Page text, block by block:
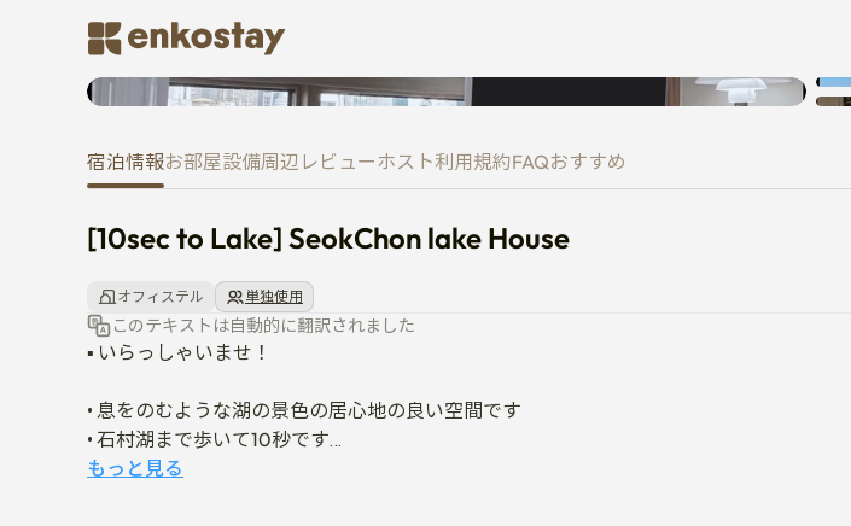
[10sec to Lake] SeokChon lake House
宿泊情報お部屋設備周辺 レビュー ホスト利用規約FAQおすすめ
[10sec to Lake] SeokChon lake House
オフィステル 単独使用
このテキストは自動的に翻訳されました
▪️ いらっしゃいませ！
• 息をのむような湖の景色の居心地の良い空間です
• 石村湖まで歩いて10秒です
• 暖かく環境に優しいマルチレベル照明により、究極の快適さを実現します
もっと見る
試行してください。